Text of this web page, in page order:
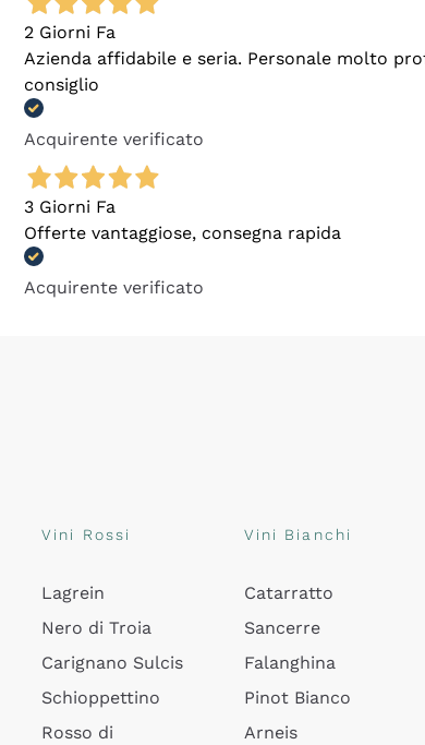
2 Giorni Fa
Azienda affidabile e seria. Personale molto
consiglio
Acquirente verificato
3 Giorni Fa
Offerte vantaggiose, consegna rapida
Acquirente verificato
Vini Rossi
Lagrein
Nero di Troia
Carignano Sulcis
Schioppettino
Rosso di
Vini Bianchi
Catarratto
Sancerre
Falanghina
Pinot Bianco
Arneis